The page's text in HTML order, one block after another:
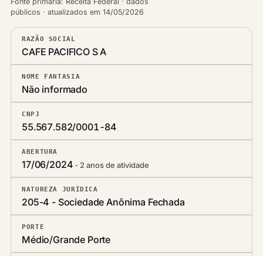
públicos · atualizados em 14/05/2026
RAZÃO SOCIAL
CAFE PACIFICO S A
NOME FANTASIA
Não informado
CNPJ
55.567.582/0001-84
ABERTURA
17/06/2024 2 anos de atividade
NATUREZA JURÍDICA
205-4 - Sociedade Anônima Fechada
PORTE
Médio/Grande Porte